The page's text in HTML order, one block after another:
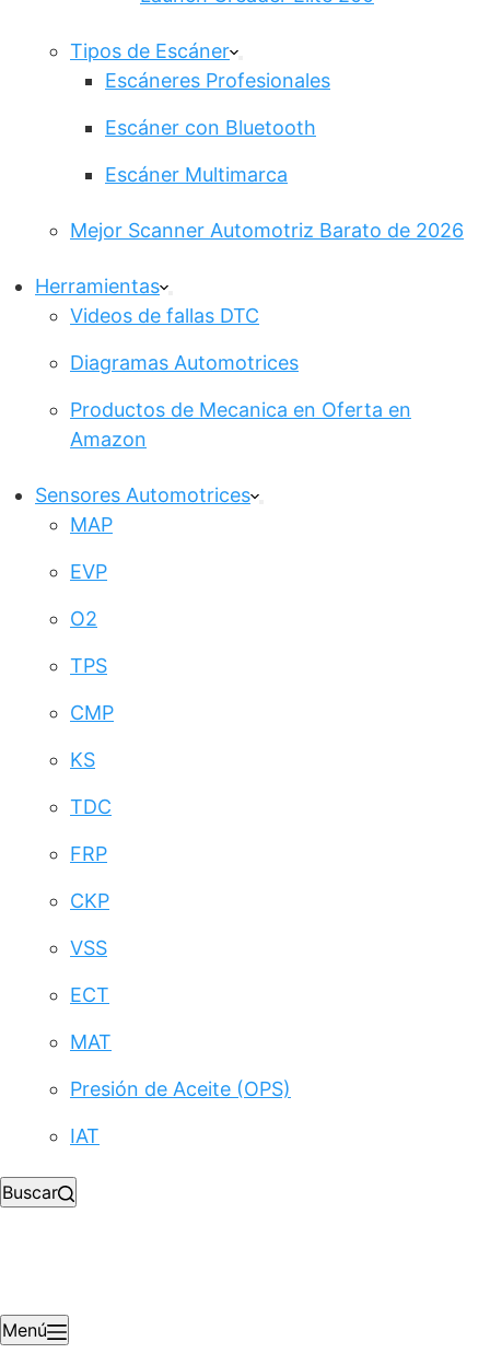
Tipos de Escáner
Escáneres Profesionales
Escáner con Bluetooth
Escáner Multimarca
Mejor Scanner Automotriz Barato de 2026
Herramientas
Videos de fallas DTC
Diagramas Automotrices
Productos de Mecanica en Oferta en
Amazon
Sensores Automotrices
MAP
EVP
O2
TPS
CMP
KS
TDC
FRP
CKP
VSS
ECT
MAT
Presión de Aceite (OPS)
IAT
Buscar
Menú